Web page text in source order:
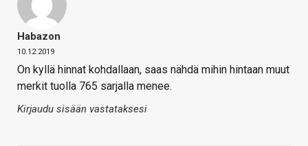
Habazon
10.12.2019
On kyllä hinnat kohdallaan, saas nähdä mihin hintaan muut
merkit tuolla 765 sarjalla menee.
Kirjaudu sisään vastataksesi